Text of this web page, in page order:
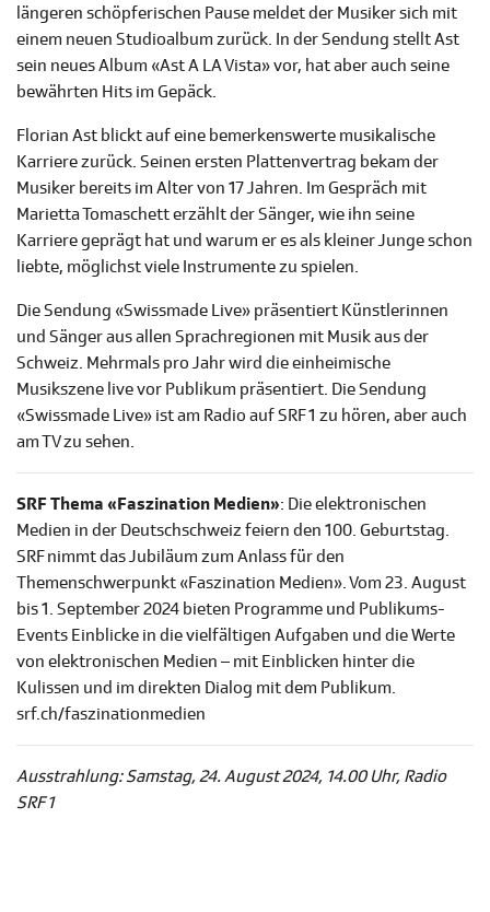
längeren schöpferischen Pause meldet der Musiker sich mit
einem neuen Studioalbum zurück. In der Sendung stellt Ast
sein neues Album «Ast A LA Vista» vor, hat aber auch seine
bewährten Hits im Gepäck.
Florian Ast blickt auf eine bemerkenswerte musikalische
Karriere zurück. Seinen ersten Plattenvertrag bekam der
Musiker bereits im Alter von 17 Jahren. Im Gespräch mit
Marietta Tomaschett erzählt der Sänger, wie ihn seine
Karriere geprägt hat und warum er es als kleiner Junge schon
liebte, möglichst viele Instrumente zu spielen.
Die Sendung «Swissmade Live» präsentiert Künstlerinnen
und Sänger aus allen Sprachregionen mit Musik aus der
Schweiz. Mehrmals pro Jahr wird die einheimische
Musikszene live vor Publikum präsentiert. Die Sendung
«Swissmade Live» ist am Radio auf SRF 1 zu hören, aber auch
am TV zu sehen.
SRF Thema «Faszination Medien»: Die elektronischen
Medien in der Deutschschweiz feiern den 100. Geburtstag.
SRF nimmt das Jubiläum zum Anlass für den
Themenschwerpunkt «Faszination Medien». Vom 23. August
bis 1. September 2024 bieten Programme und Publikums-
Events Einblicke in die vielfältigen Aufgaben und die Werte
von elektronischen Medien – mit Einblicken hinter die
Kulissen und im direkten Dialog mit dem Publikum.
srf.ch/faszinationmedien
Ausstrahlung: Samstag, 24. August 2024, 14.00 Uhr, Radio
SRF 1